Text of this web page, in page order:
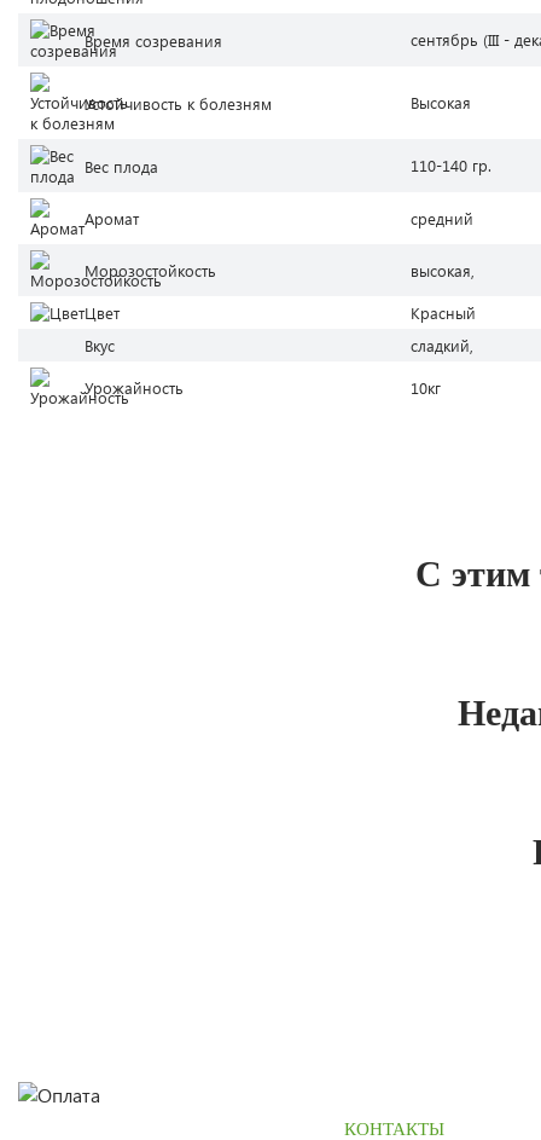
Время созревания сентябрь (III -
Устойчивость к болезням Высокая
Вес плода 110-140 гр.
Аромат средний
Морозостойкость высокая,
Цвет
Красный
Вкус
сладкий,
Урожайность 10кг
С этим
КОНТАКТЫ